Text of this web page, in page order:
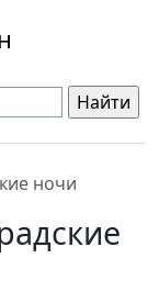
ночи